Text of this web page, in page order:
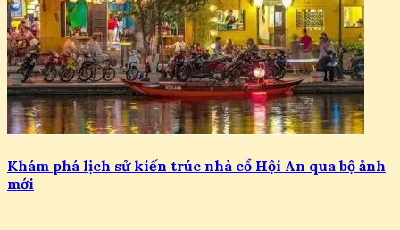
Khám phá lịch sử kiến trúc nhà cổ Hội An qua bộ ảnh
mới